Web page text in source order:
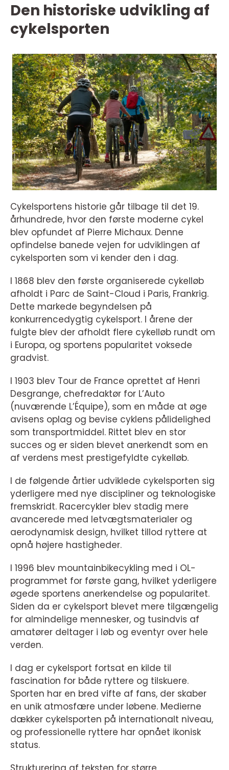
Den historiske udvikling af
cykelsporten
Cykelsportens historie går tilbage til det 19.
århundrede, hvor den første moderne cykel
blev opfundet af Pierre Michaux. Denne
opfindelse banede vejen for udviklingen af
cykelsporten som vi kender den i dag.
I 1868 blev den første organiserede cykelløb
afholdt i Parc de Saint-Cloud i Paris, Frankrig.
Dette markede begyndelsen på
konkurrencedygtig cykelsport. I årene der
fulgte blev der afholdt flere cykelløb rundt om
i Europa, og sportens popularitet voksede
gradvist.
I 1903 blev Tour de France oprettet af Henri
Desgrange, chefredaktør for L’Auto
(nuværende L’Équipe), som en måde at øge
avisens oplag og bevise cyklens pålidelighed
som transportmiddel. Rittet blev en stor
succes og er siden blevet anerkendt som en
af verdens mest prestigefyldte cykelløb.
I de følgende årtier udviklede cykelsporten sig
yderligere med nye discipliner og teknologiske
fremskridt. Racercykler blev stadig mere
avancerede med letvægtsmaterialer og
aerodynamisk design, hvilket tillod ryttere at
opnå højere hastigheder.
I 1996 blev mountainbikecykling med i OL-
programmet for første gang, hvilket yderligere
øgede sportens anerkendelse og popularitet.
Siden da er cykelsport blevet mere tilgængelig
for almindelige mennesker, og tusindvis af
amatører deltager i løb og eventyr over hele
verden.
I dag er cykelsport fortsat en kilde til
fascination for både ryttere og tilskuere.
Sporten har en bred vifte af fans, der skaber
en unik atmosfære under løbene. Medierne
dækker cykelsporten på internationalt niveau,
og professionelle ryttere har opnået ikonisk
status.